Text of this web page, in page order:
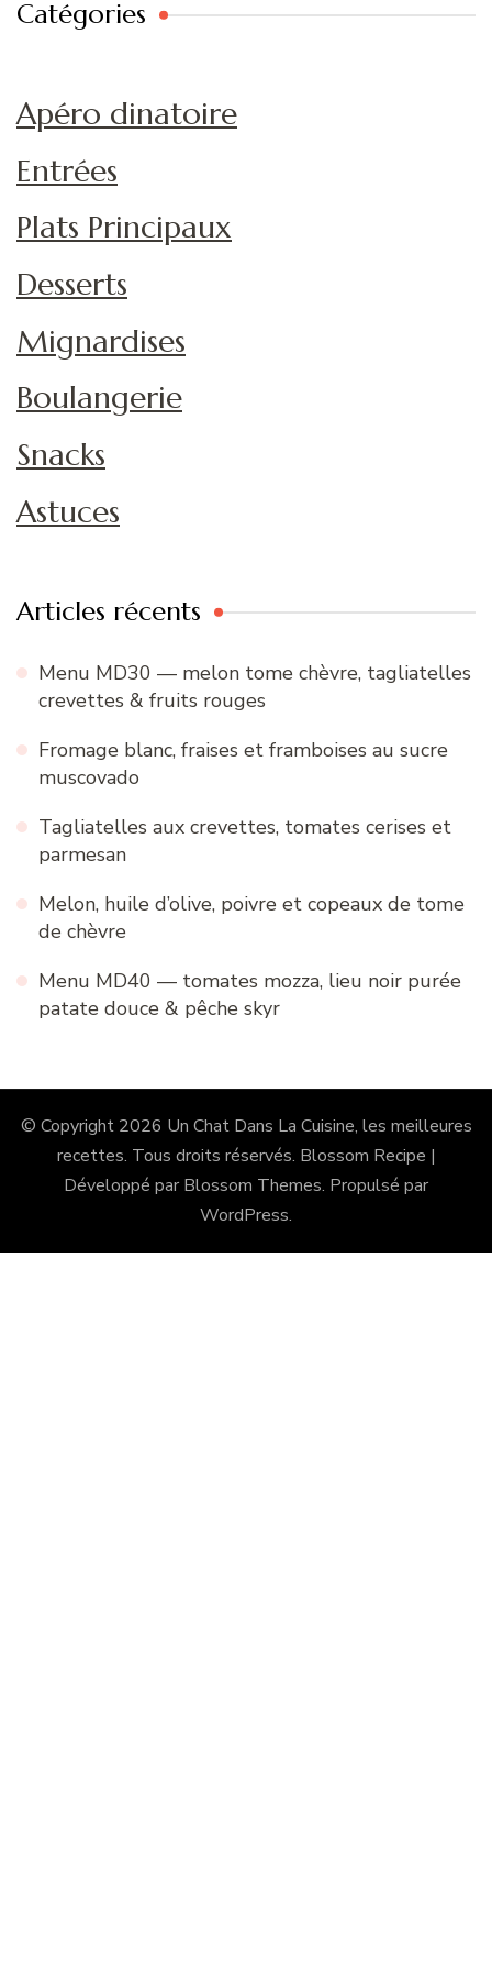
Catégories
Apéro dinatoire
Entrées
Plats Principaux
Desserts
Mignardises
Boulangerie
Snacks
Astuces
Articles récents
Menu MD30 — melon tome chèvre, tagliatelles
crevettes & fruits rouges
Fromage blanc, fraises et framboises au sucre
muscovado
Tagliatelles aux crevettes, tomates cerises et
parmesan
Melon, huile d’olive, poivre et copeaux de tome
de chèvre
Menu MD40 — tomates mozza, lieu noir purée
patate douce & pêche skyr
© Copyright 2026 Un Chat Dans La Cuisine, les meilleures
recettes. Tous droits réservés. Blossom Recipe |
Développé par Blossom Themes. Propulsé par
WordPress.